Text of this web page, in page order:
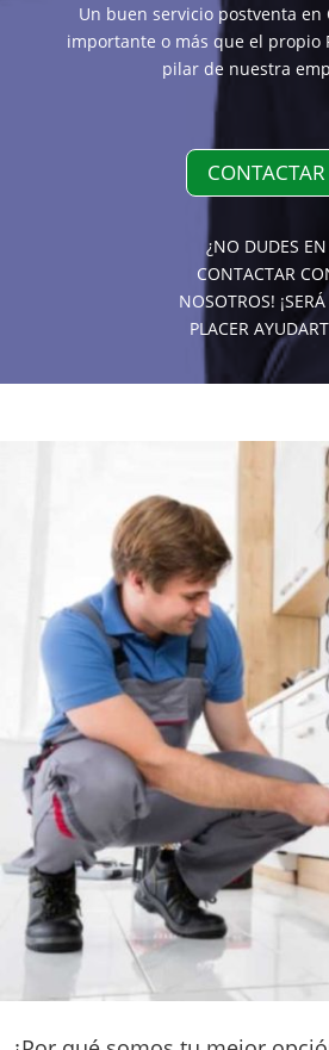
Un buen servicio postventa en
importante o más que el propio
pilar de nuestra
CONTACTAR
¿NO DUDES EN
CONTACTAR
NOSOTROS!
PLACER